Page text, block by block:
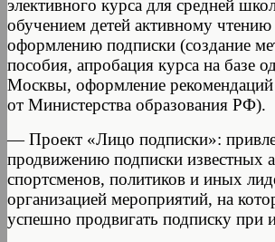
элективного курса для средней
обучением детей активному
оформлению подписки (создание
пособия, апробация курса на базе
Москвы, оформление
от Министерства образования РФ).
— Проект «Лицо подписки»:
продвижению подписки известных
спортсменов, политиков и иных
организацией мероприятий, на
успешно продвигать подписку при